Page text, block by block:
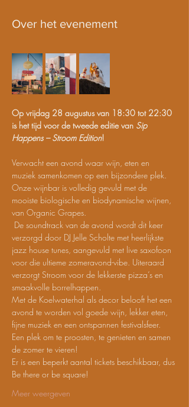
Over het evenement
Op vrijdag 28 augustus van 18:30 tot 22:30
is het tijd voor de tweede editie van Sip
Happens – Stroom Edition!
Verwacht een avond waar wijn, eten en
muziek samenkomen op een bijzondere plek.
Onze wijnbar is volledig gevuld met de
mooiste biologische en biodynamische wijnen,
van Organic Grapes.
De soundtrack van de avond wordt dit keer
verzorgd door DJ Jelle Scholte met heerlijkste
jazz house tunes, aangevuld met live saxofoon
voor die ultieme zomeravond-vibe. Uiteraard
verzorgt Stroom voor de lekkerste pizza’s en
smaakvolle borrelhappen.
Met de Koelwaterhal als decor belooft het een
avond te worden vol goede wijn, lekker eten,
fijne muziek en een ontspannen festivalsfeer.
Een plek om te proosten, te genieten en samen
de zomer te vieren!
Er is een beperkt aantal tickets beschikbaar, dus
Be there or be square!
Meer weergeven